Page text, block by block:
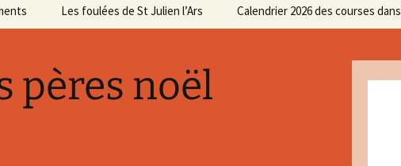
Les foulées de St Julien l’Ars
Les parcours enfants
Calendrier 2026 des courses
pères noël